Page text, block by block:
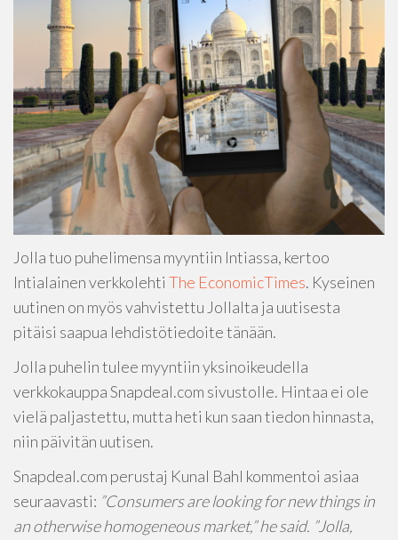
Jolla tuo puhelimensa myyntiin Intiassa, kertoo
Intialainen verkkolehti The EconomicTimes. Kyseinen
uutinen on myös vahvistettu Jollalta ja uutisesta
pitäisi saapua lehdistötiedoite tänään.
Jolla puhelin tulee myyntiin yksinoikeudella
verkkokauppa Snapdeal.com sivustolle. Hintaa ei ole
vielä paljastettu, mutta heti kun saan tiedon hinnasta,
niin päivitän uutisen.
Snapdeal.com perustaj Kunal Bahl kommentoi asiaa
seuraavasti: ”Consumers are looking for new things in
an otherwise homogeneous market,” he said. ”Jolla,